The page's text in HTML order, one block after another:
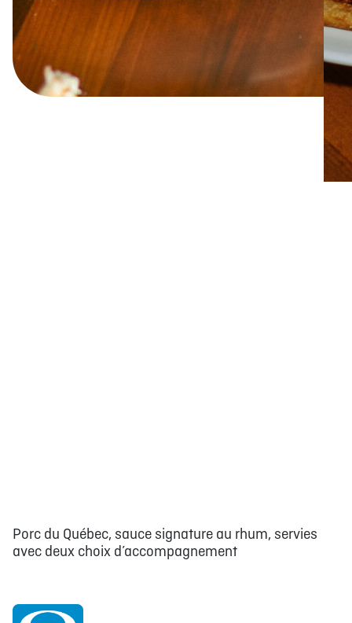
Porc du Québec, sauce signature au rhum, servies
avec deux choix d’accompagnement